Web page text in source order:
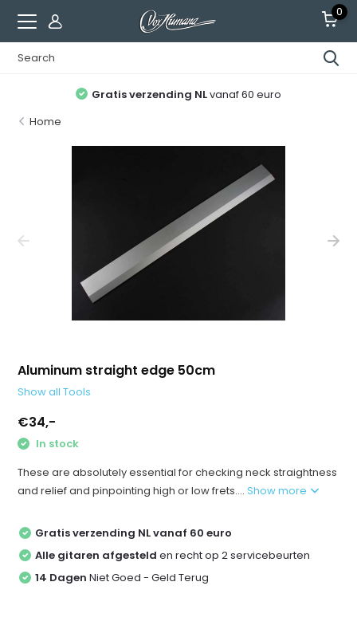
0
Gratis verzending NLvanaf 60 euro
Home
Aluminum straight edge 50cm
Show all Tools
€34,-
In stock
These are absolutely essential for checking neck straightness
and relief and pinpointing high or low frets....Show more
Gratis verzending NL vanaf 60 euro
Alle gitaren afgesteld en recht op 2 servicebeurten
14 Dagen Niet Goed - Geld Terug